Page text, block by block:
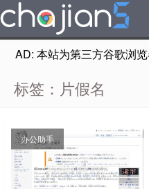
AD: 本站为第三方谷歌浏
标签：片假名
办公助手